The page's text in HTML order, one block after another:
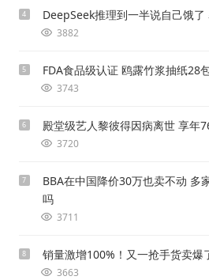
4 DeepSeek推理到一半说自己饿了
3882
5 FDA食品级认证 鸥露竹浆抽纸28
3743
6 殿堂级艺人黎彼得因病离世 享年
3720
7
BBA在中国降价30万也卖不动 多
吗
3711
8 销量激增100%！又一抢手货卖爆
3663